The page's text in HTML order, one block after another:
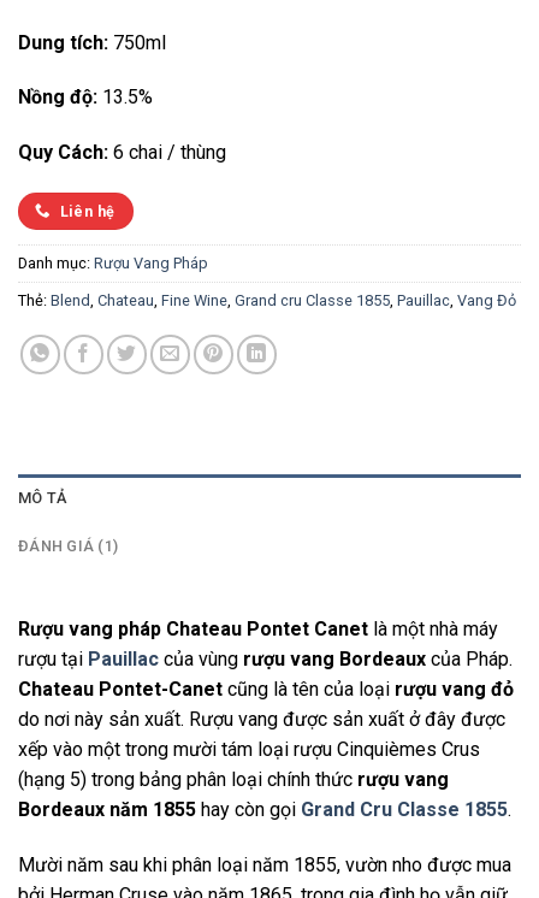
Dung tích: 750ml
Nồng độ: 13.5%
Quy Cách: 6 chai / thùng
Liên hệ
Danh mục: Rượu Vang Pháp
Thẻ: Blend, Chateau, Fine Wine, Grand cru Classe 1855, Pauillac, Vang Đỏ
MÔ TẢ
ĐÁNH GIÁ (1)
Rượu vang pháp Chateau Pontet Canet là một nhà máy
rượu tại Pauillac của vùng rượu vang Bordeaux của Pháp.
Chateau Pontet-Canet cũng là tên của loại rượu vang đỏ
do nơi này sản xuất. Rượu vang được sản xuất ở đây được
xếp vào một trong mười tám loại rượu Cinquièmes Crus
(hạng 5) trong bảng phân loại chính thức rượu vang
Bordeaux năm 1855 hay còn gọi Grand Cru Classe 1855.
Mười năm sau khi phân loại năm 1855, vườn nho được mua